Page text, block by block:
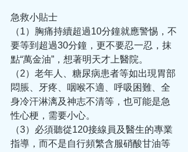
急救小貼士
（1）胸痛持續超過10分鐘就應警惕，不
要等到超過30分鐘，更不要忍一忍，抹
點“萬金油”，想著明天才上醫院。
（2）老年人、糖尿病患者等如出現胃部
悶脹、牙疼、咽喉不適、呼吸困難、全
身冷汗淋漓及神志不清等，也可能是急
性心梗，需要小心。
（3）必須聽從120接線員及醫生的專業
指導，而不是自行頻繁含服硝酸甘油等